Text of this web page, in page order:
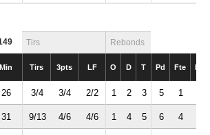
Tirs Rebonds
Min Tirs 3pts LF O D T Pd Fte
26 3/4 3/4 2/2 1 2 3 5 1
31 9/13 4/6 4/6 1 4 5 6 4